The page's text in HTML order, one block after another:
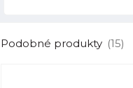
Podobné produkty (15)